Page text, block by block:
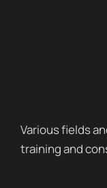
Various fields
training and